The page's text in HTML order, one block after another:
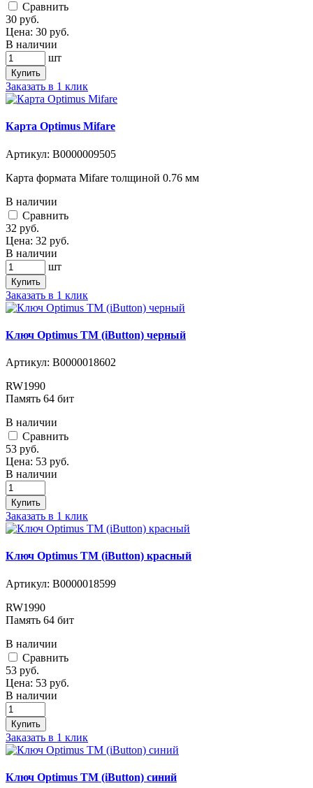
Cравнить
30 руб.
Цена: 30 руб.
В наличии
шт
Купить
Заказать в 1 клик
Карта Optimus Mifare
Артикул: В0000009505
Карта формата Mifare толщиной 0.76 мм
В наличии
Cравнить
32 руб.
Цена: 32 руб.
В наличии
шт
Купить
Заказать в 1 клик
Ключ Optimus ТМ (iButton) черный
Артикул: В0000018602
RW1990
Память 64 бит
В наличии
Cравнить
53 руб.
Цена: 53 руб.
В наличии
Купить
Заказать в 1 клик
Ключ Optimus ТМ (iButton) красный
Артикул: В0000018599
RW1990
Память 64 бит
В наличии
Cравнить
53 руб.
Цена: 53 руб.
В наличии
Купить
Заказать в 1 клик
Ключ Optimus ТМ (iButton) синий